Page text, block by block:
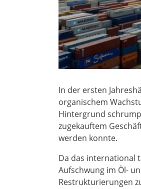
In der ersten
organischem
Hintergrund
zugekauftem
werden konnte.
Da das international
Aufschwung im Öl-
Restrukturierungen